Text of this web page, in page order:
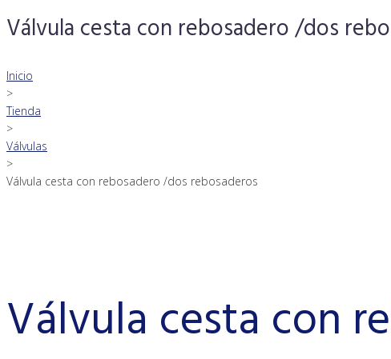
Válvula cesta con rebosadero /dos
Inicio
>
Tienda
>
Válvulas
>
Válvula cesta con rebosadero /dos rebosaderos
Válvula cesta con